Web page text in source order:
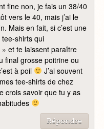
fine non, je fais un 38/40
vers le 40, mais j’ai le
Mais en fait, si c’est une
shirts qui
» et te laissent paraître
final grosse poitrine ou
à poil
J’ai souvent
tee-shirts de chez
crois savoir que tu y as
Répondre